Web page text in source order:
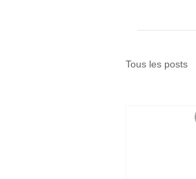
Tous les posts